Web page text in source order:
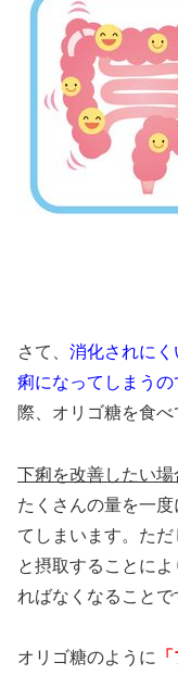
さて、 消化されに
痢になってしまうの
際、オリゴ糖を食べ
下痢を改善したい場
たくさんの量を一
てしまいます。た
と摂取することに
ればなくなることで
オリゴ糖のように